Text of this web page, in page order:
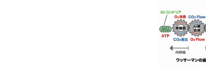
過去問題集